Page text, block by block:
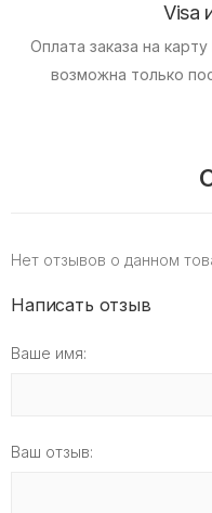
Visa
Оплата заказа на
возможна только
Нет отзывов о данном
Написать отзыв
Ваше имя:
Ваш отзыв: